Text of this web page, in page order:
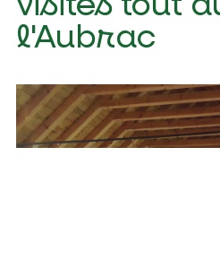
l'Aubrac